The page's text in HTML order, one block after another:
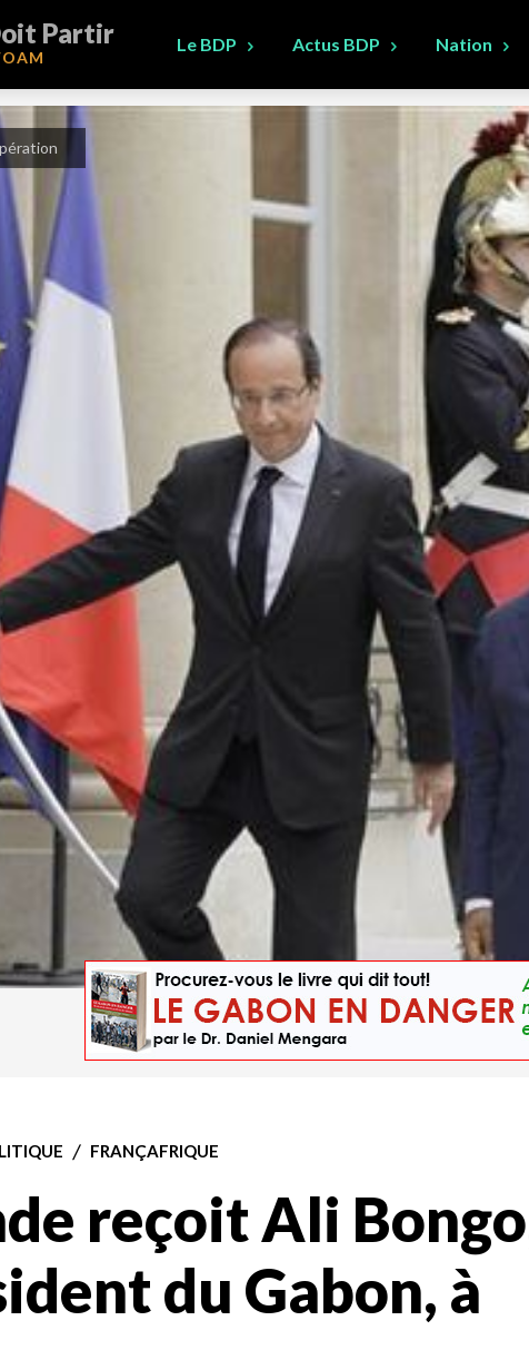
Partir Le BDP Actus BDP Nation
e président gabonais Ali Bongo (d) reçu à l'Elysée par François
FRANÇAFRIQUE
reçoit Ali
du Gabon, à